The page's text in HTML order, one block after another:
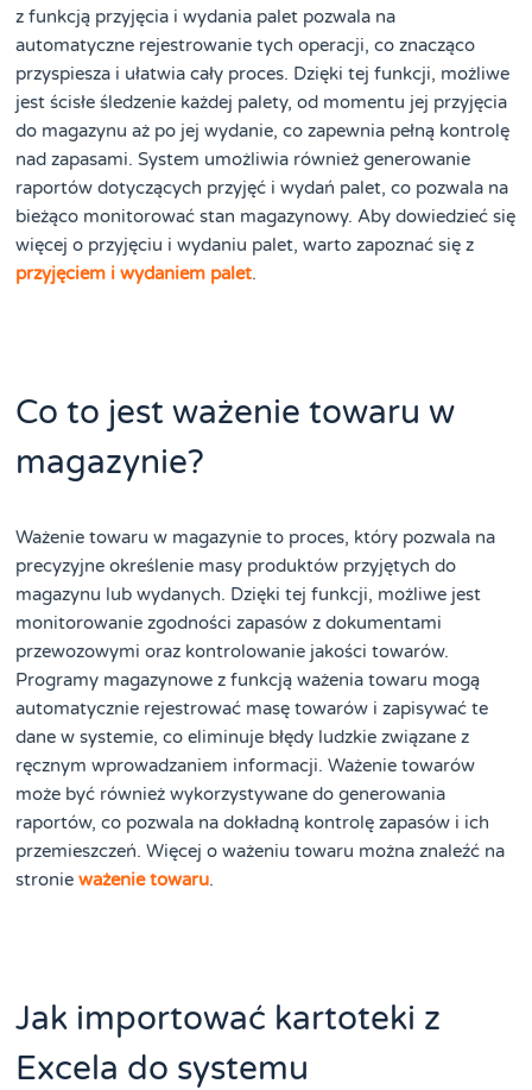
z funkcją przyjęcia i wydania palet pozwala na
automatyczne rejestrowanie tych operacji, co znacząco
przyspiesza i ułatwia cały proces. Dzięki tej funkcji, możliwe
jest ścisłe śledzenie każdej palety, od momentu jej przyjęcia
do magazynu aż po jej wydanie, co zapewnia pełną kontrolę
nad zapasami. System umożliwia również generowanie
raportów dotyczących przyjęć i wydań palet, co pozwala na
bieżąco monitorować stan magazynowy. Aby dowiedzieć się
więcej o przyjęciu i wydaniu palet, warto zapoznać się z
przyjęciem i wydaniem palet.
Co to jest ważenie towaru w
magazynie?
Ważenie towaru w magazynie to proces, który pozwala na
precyzyjne określenie masy produktów przyjętych do
magazynu lub wydanych. Dzięki tej funkcji, możliwe jest
monitorowanie zgodności zapasów z dokumentami
przewozowymi oraz kontrolowanie jakości towarów.
Programy magazynowe z funkcją ważenia towaru mogą
automatycznie rejestrować masę towarów i zapisywać te
dane w systemie, co eliminuje błędy ludzkie związane z
ręcznym wprowadzaniem informacji. Ważenie towarów
może być również wykorzystywane do generowania
raportów, co pozwala na dokładną kontrolę zapasów i ich
przemieszczeń. Więcej o ważeniu towaru można znaleźć na
stronieważenie towaru.
Jak importować kartoteki z
Excela do systemu